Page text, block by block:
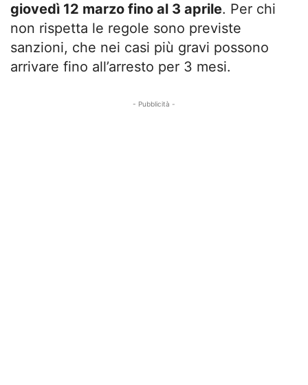
giovedì 12 marzo fino al 3 aprile. Per chi
non rispetta le regole sono previste
sanzioni, che nei casi più gravi possono
arrivare fino all’arresto per 3 mesi.
- Pubblicità -